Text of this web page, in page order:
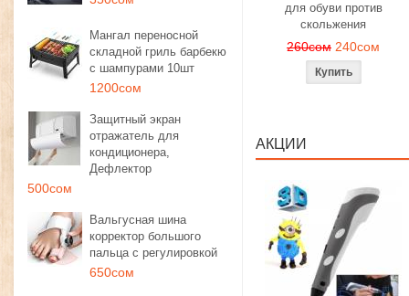
Мангал переносной
складной гриль барбекю
с шампурами 10шт
1200сом
Защитный экран
отражатель для
кондиционера,
Дефлектор
500сом
Вальгусная шина
корректор большого
пальца с регулировкой
650сом
для обуви против
скольжения
260сом 240сом
АКЦИИ